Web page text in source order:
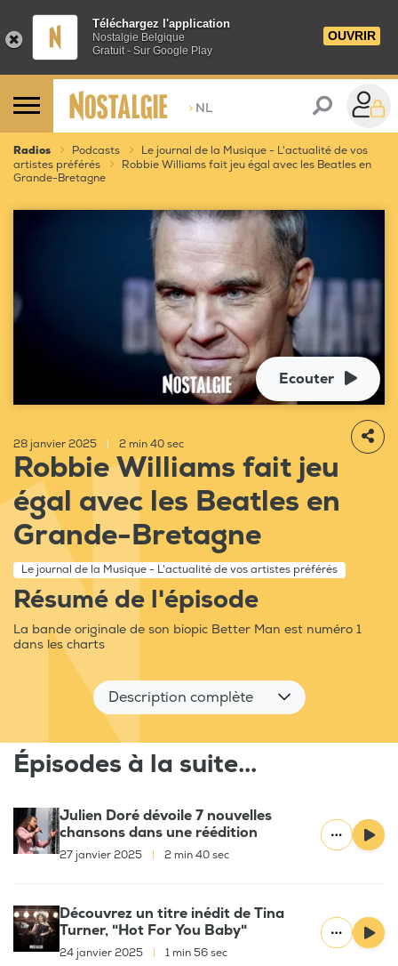
Téléchargez l'application
Nostalgie Belgique
Gratuit - Sur Google Play
OUVRIR
> NL
Radios Podcasts
Le journal de la Musique - L'actualité de vos
artistes préférés
Robbie Williams fait jeu égal avec les Beatles en
Grande-Bretagne
Ecouter
28 janvier 2025 2 min 40 sec
Robbie Williams fait jeu
égal avec les Beatles en
Grande-Bretagne
Le journal de la Musique - L'actualité de vos artistes préférés
Résumé de l'épisode
La bande originale de son biopic Better Man est numéro 1
dans les charts
Description complète
Épisodes à la suite...
Julien Doré dévoile 7 nouvelles
chansons dans une réédition
27 janvier 2025 2 min 40 sec
Découvrez un titre inédit de Tina
Turner, "Hot For You Baby"
24 janvier 2025 1 min 56 sec